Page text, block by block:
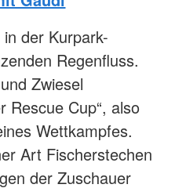
der Kurpark-
Regenfluss.
Zwiesel
Rescue Cup“, also
Wettkampfes.
Art Fischerstechen
der Zuschauer